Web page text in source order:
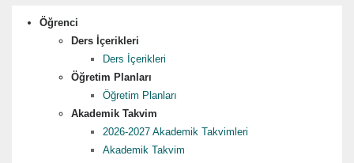
Öğrenci
Ders İçerikleri
Ders İçerikleri
Öğretim Planları
Öğretim Planları
Akademik Takvim
2026-2027 Akademik Takvimleri
Akademik Takvim